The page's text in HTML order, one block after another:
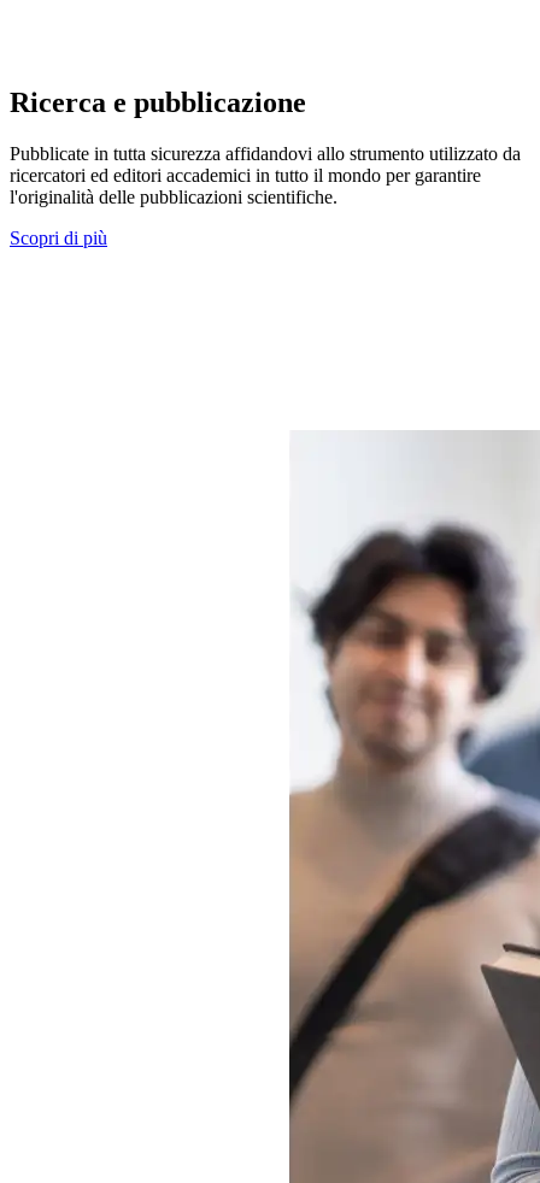
Ricerca e pubblicazione
Pubblicate in tutta sicurezza affidandovi allo strumento utilizzato da
ricercatori ed editori accademici in tutto il mondo per garantire
l'originalità delle pubblicazioni scientifiche.
Scopri di più